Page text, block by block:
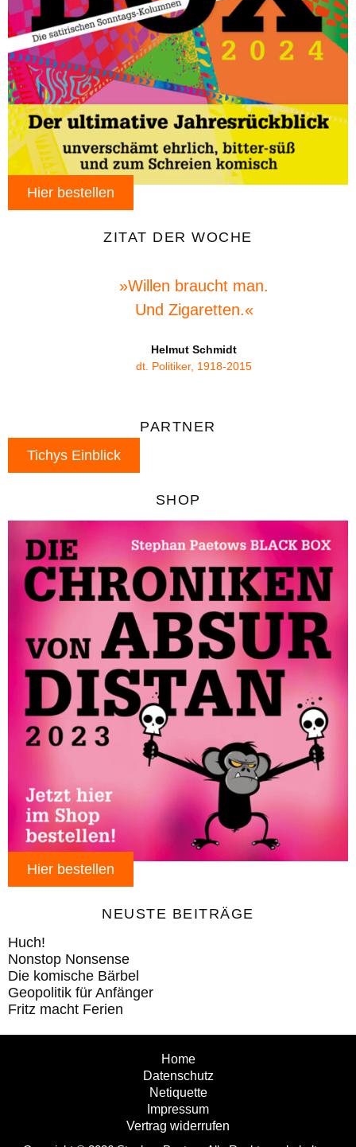
Hier bestellen
ZITAT DER WOCHE
»Willen braucht man.
Und Zigaretten.«
Helmut Schmidt
dt. Politiker, 1918-2015
PARTNER
Tichys Einblick
SHOP
Hier bestellen
NEUSTE BEITRÄGE
Huch!
Nonstop Nonsense
Die komische Bärbel
Geopolitik für Anfänger
Fritz macht Ferien
Home
Datenschutz
Netiquette
Impressum
Vertrag widerrufen